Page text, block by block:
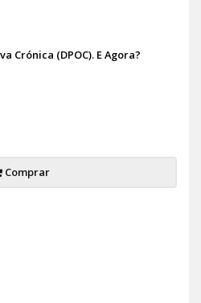
Crónica (DPOC). E Agora?
Comprar